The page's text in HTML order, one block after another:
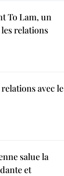
To Lam, un
relations
avec le
salue la
et